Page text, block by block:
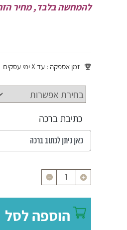
להמחשה בלבד, מחיר
זמן אספקה : עד X ימי עסקים
כתיבת ברכה
כמות
הוספה לסל